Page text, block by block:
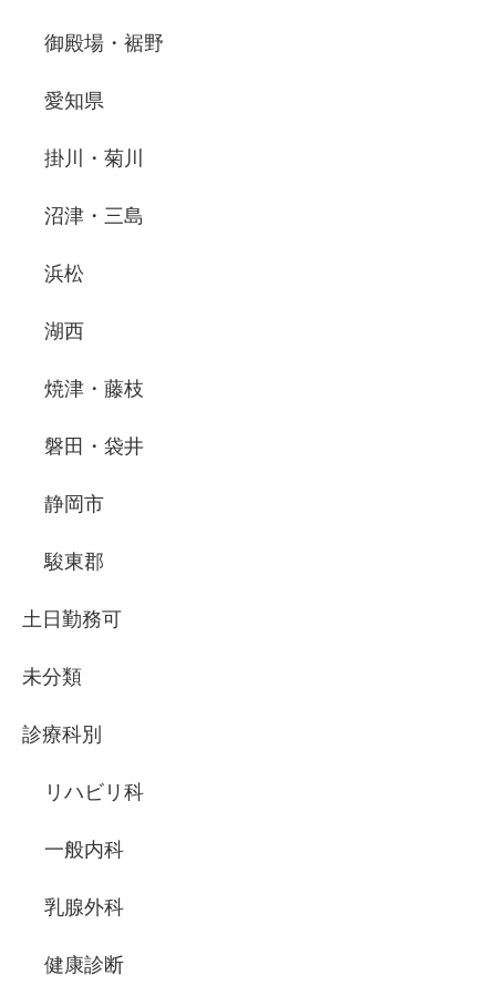
御殿場・裾野
愛知県
掛川・菊川
沼津・三島
浜松
湖西
焼津・藤枝
磐田・袋井
静岡市
駿東郡
土日勤務可
未分類
診療科別
リハビリ科
一般内科
乳腺外科
健康診断